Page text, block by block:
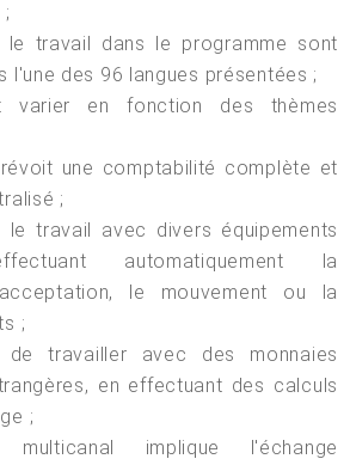
travail dans le programme sont
l'une des 96 langues présentées ;
varier en fonction des thèmes
une comptabilité complète et
;
le travail avec divers équipements
automatiquement la
le mouvement ou la
;
travailler avec des monnaies
en effectuant des calculs
;
implique l'échange